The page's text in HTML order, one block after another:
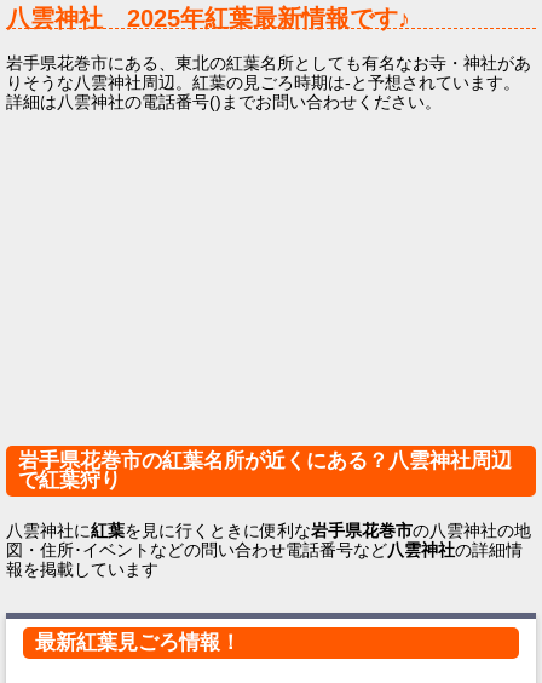
八雲神社 2025年紅葉最新情報です♪
岩手県花巻市にある、東北の紅葉名所としても有名なお寺・神社があ
りそうな八雲神社周辺。紅葉の見ごろ時期は-と予想されています。
詳細は八雲神社の電話番号()までお問い合わせください。
岩手県花巻市の紅葉名所が近くにある？八雲神社周辺
で紅葉狩り
八雲神社に紅葉を見に行くときに便利な岩手県花巻市の八雲神社の地
図・住所･イベントなどの問い合わせ電話番号など八雲神社の詳細情
報を掲載しています
最新紅葉見ごろ情報！